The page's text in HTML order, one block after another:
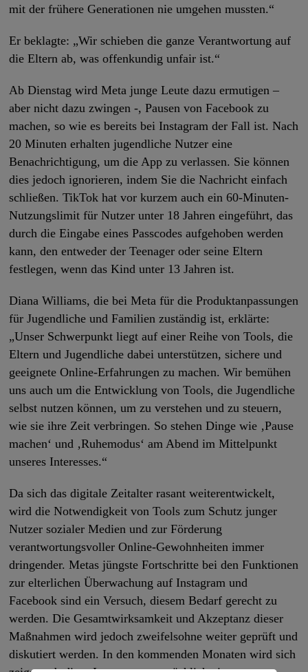
mit der frühere Generationen nie umgehen mussten.“
Er beklagte: „Wir schieben die ganze Verantwortung auf
die Eltern ab, was offenkundig unfair ist.“
Ab Dienstag wird Meta junge Leute dazu ermutigen –
aber nicht dazu zwingen -, Pausen von Facebook zu
machen, so wie es bereits bei Instagram der Fall ist. Nach
20 Minuten erhalten jugendliche Nutzer eine
Benachrichtigung, um die App zu verlassen. Sie können
dies jedoch ignorieren, indem Sie die Nachricht einfach
schließen. TikTok hat vor kurzem auch ein 60-Minuten-
Nutzungslimit für Nutzer unter 18 Jahren eingeführt, das
durch die Eingabe eines Passcodes aufgehoben werden
kann, den entweder der Teenager oder seine Eltern
festlegen, wenn das Kind unter 13 Jahren ist.
Diana Williams, die bei Meta für die Produktanpassungen
für Jugendliche und Familien zuständig ist, erklärte:
„Unser Schwerpunkt liegt auf einer Reihe von Tools, die
Eltern und Jugendliche dabei unterstützen, sichere und
geeignete Online-Erfahrungen zu machen. Wir bemühen
uns auch um die Entwicklung von Tools, die Jugendliche
selbst nutzen können, um zu verstehen und zu steuern,
wie sie ihre Zeit verbringen. So stehen Dinge wie ‚Pause
machen‘ und ‚Ruhemodus‘ am Abend im Mittelpunkt
unseres Interesses.“
Da sich das digitale Zeitalter rasant weiterentwickelt,
wird die Notwendigkeit von Tools zum Schutz junger
Nutzer sozialer Medien und zur Förderung
verantwortungsvoller Online-Gewohnheiten immer
dringender. Metas jüngste Fortschritte bei den Funktionen
zur elterlichen Überwachung auf Instagram und
Facebook sind ein Versuch, diesem Bedarf gerecht zu
werden. Die Gesamtwirksamkeit und Akzeptanz dieser
Maßnahmen wird jedoch zweifelsohne weiter geprüft und
diskutiert werden. In den kommenden Monaten wird sich